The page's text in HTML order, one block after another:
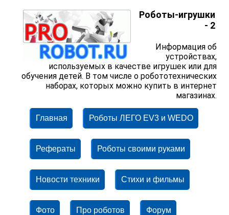
Роботы-игрушки
- 2
Информация об
устройствах,
используемых в качестве игрушек или для
обучения детей. В том числе о робототехнических
наборах, которых можно купить в интернет
магазинах.
Главная Роботы ЛЕГО EV3 и WEDO
Рефераты Роботы своими руками
Новости техники Стихи и фильмы
Фото Про роботов Форум